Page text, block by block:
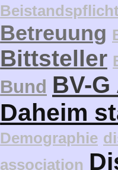
Betreuung
Bittsteller
Bund BV-
Daheim
Demographie
association